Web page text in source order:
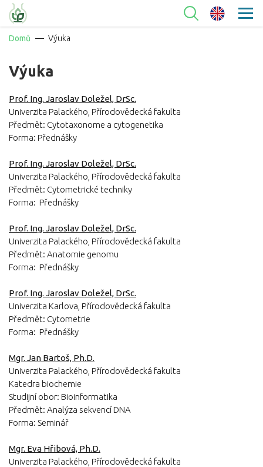
Domů Výuka
Výuka
Prof. Ing. Jaroslav Doležel, DrSc.
Univerzita Palackého, Přírodovědecká fakulta
Předmět: Cytotaxonome a cytogenetika
Forma: Přednášky
Prof. Ing. Jaroslav Doležel, DrSc.
Univerzita Palackého, Přírodovědecká fakulta
Předmět: Cytometrické techniky
Forma: Přednášky
Prof. Ing. Jaroslav Doležel, DrSc.
Univerzita Palackého, Přírodovědecká fakulta
Předmět: Anatomie genomu
Forma: Přednášky
Prof. Ing. Jaroslav Doležel, DrSc.
Univerzita Karlova, Přírodovědecká fakulta
Předmět: Cytometrie
Forma: Přednášky
Mgr. Jan Bartoš, Ph.D.
Univerzita Palackého, Přírodovědecká fakulta
Katedra biochemie
Studijní obor: Bioinformatika
Předmět: Analýza sekvencí DNA
Forma: Seminář
Mgr. Eva Hřibová, Ph.D.
Univerzita Palackého, Přírodovědecká fakulta